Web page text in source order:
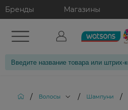
Бренды Магазины
/ Волосы / Шампуни /